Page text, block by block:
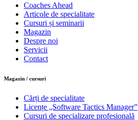
Coaches Ahead
Articole de specialitate
Cursuri și seminarii
Magazin
Despre noi
Servicii
Contact
Magazin / cursuri
Cărți de specialitate
Licențe „Software Tactics Manager”
Cursuri de specializare profesională